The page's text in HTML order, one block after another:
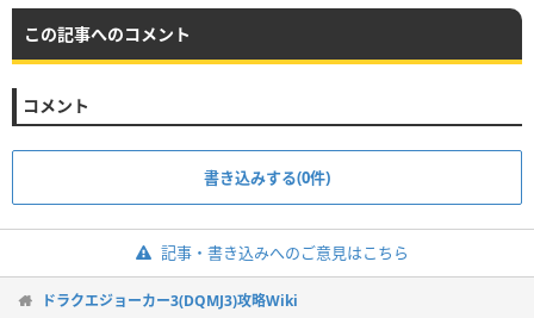
この記事へのコメント
コメント
書き込みする(0件)
記事・書き込みへのご意見はこちら
ドラクエジョーカー3(DQMJ3)攻略Wiki